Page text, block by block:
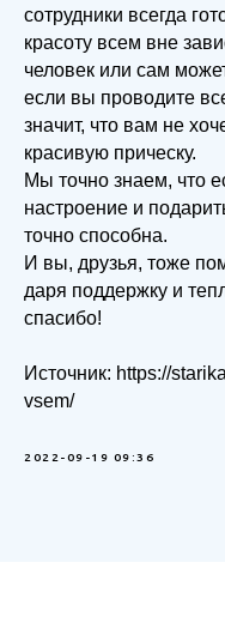
сотрудники всегда
красоту всем вне
человек или сам
если вы проводите
значит, что вам не
красивую прическу.
Мы точно знаем, что
настроение и
точно способна.
И вы, друзья, тоже
даря поддержку и
спасибо!
Источник: https://
vsem/
2022-09-19 09:36